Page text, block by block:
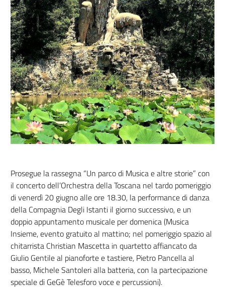
Prosegue la rassegna “Un parco di Musica e altre storie” con
il concerto dell’Orchestra della Toscana nel tardo pomeriggio
di venerdì 20 giugno alle ore 18.30, la performance di danza
della Compagnia Degli Istanti il giorno successivo, e un
doppio appuntamento musicale per domenica (Musica
Insieme, evento gratuito al mattino; nel pomeriggio spazio al
chitarrista Christian Mascetta in quartetto affiancato da
Giulio Gentile al pianoforte e tastiere, Pietro Pancella al
basso, Michele Santoleri alla batteria, con la partecipazione
speciale di GeGè Telesforo voce e percussioni).